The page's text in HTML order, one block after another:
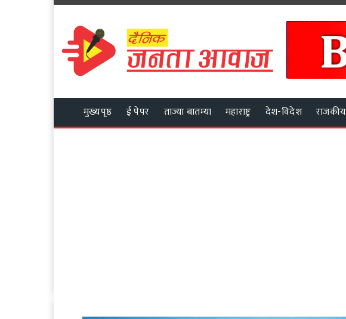
मुख्यपृष्ठ ई पेपर ताज्या बातम्या महाराष्ट्र देश-विदेश राजकीय